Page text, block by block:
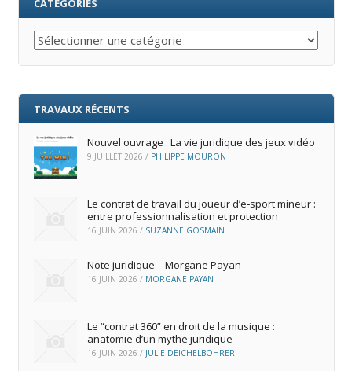
CATÉGORIES
Catégories
TRAVAUX RÉCENTS
Nouvel ouvrage : La vie juridique des jeux vidéo
9 JUILLET 2026 / PHILIPPE MOURON
Le contrat de travail du joueur d’e‑sport mineur :
entre professionnalisation et protection
16 JUIN 2026 / SUZANNE GOSMAIN
Note juridique – Morgane Payan
16 JUIN 2026 / MORGANE PAYAN
Le “contrat 360” en droit de la musique :
anatomie d’un mythe juridique
16 JUIN 2026 / JULIE DEICHELBOHRER